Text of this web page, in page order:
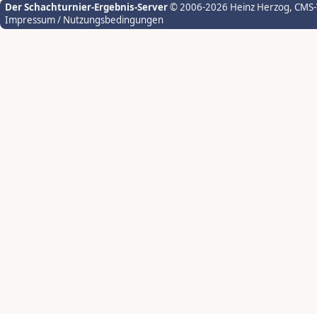
Der Schachturnier-Ergebnis-Server© 2006-2026 Heinz Herzog,
Impressum / Nutzungsbedingungen